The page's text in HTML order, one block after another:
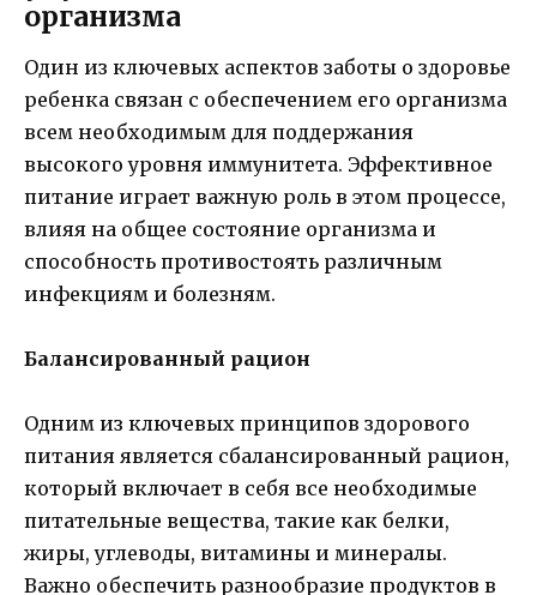
организма
Один из ключевых аспектов заботы о здоровье
ребенка связан с обеспечением его организма
всем необходимым для поддержания
высокого уровня иммунитета. Эффективное
питание играет важную роль в этом процессе,
влияя на общее состояние организма и
способность противостоять различным
инфекциям и болезням.
Балансированный рацион
Одним из ключевых принципов здорового
питания является сбалансированный рацион,
который включает в себя все необходимые
питательные вещества, такие как белки,
жиры, углеводы, витамины и минералы.
Важно обеспечить разнообразие продуктов в